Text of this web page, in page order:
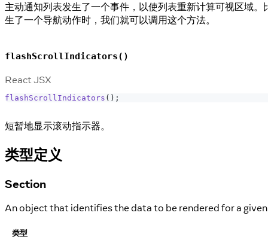
主动通知列表发生了一个事件，以使列表重新计算可视区域。
生了一个导航动作时，我们就可以调用这个方法。
flashScrollIndicators()
React JSX
flashScrollIndicators ( ) ;
短暂地显示滚动指示器。
类型定义
Section
An object that identifies the data to be rendered for a
类型